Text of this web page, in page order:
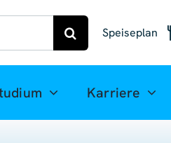
Speiseplan
Speiseplan
Mittweida
Karriere